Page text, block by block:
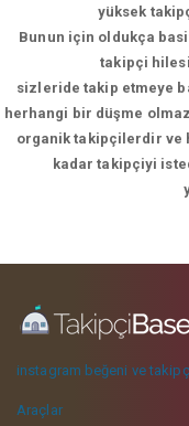
yüksek
Bunun için oldukça
takipçi
sizleride takip etmeye
herhangi bir düşme
organik takipçilerdir ve
kadar takipçiyi
instagram beğeni ve
Araçlar